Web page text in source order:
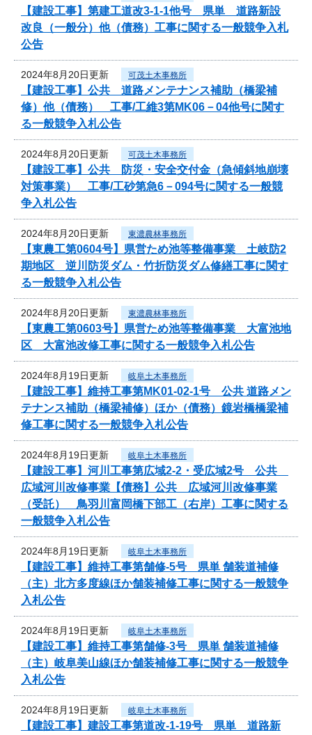
【建設工事】第建工道改3-1-1他号 県単 道路新設
改良（一般分）他（債務）工事に関する一般競争入札
公告
2024年8月20日更新 可茂土木事務所
【建設工事】公共 道路メンテナンス補助（橋梁補
修）他（債務） 工事/工維3第MK06－04他号に関す
る一般競争入札公告
2024年8月20日更新 可茂土木事務所
【建設工事】公共 防災・安全交付金（急傾斜地崩壊
対策事業） 工事/工砂第急6－094号に関する一般競
争入札公告
2024年8月20日更新 東濃農林事務所
【東農工第0604号】県営ため池等整備事業 土岐防2
期地区 逆川防災ダム・竹折防災ダム修繕工事に関す
る一般競争入札公告
2024年8月20日更新 東濃農林事務所
【東農工第0603号】県営ため池等整備事業 大富池地
区 大富池改修工事に関する一般競争入札公告
2024年8月19日更新 岐阜土木事務所
【建設工事】維持工事第MK01-02-1号 公共 道路メン
テナンス補助（橋梁補修）ほか（債務）鏡岩橋橋梁補
修工事に関する一般競争入札公告
2024年8月19日更新 岐阜土木事務所
【建設工事】河川工事第広域2-2・受広域2号 公共
広域河川改修事業【債務】公共 広域河川改修事業
（受託） 鳥羽川富岡橋下部工（右岸）工事に関する
一般競争入札公告
2024年8月19日更新 岐阜土木事務所
【建設工事】維持工事第舗修-5号 県単 舗装道補修
（主）北方多度線ほか舗装補修工事に関する一般競争
入札公告
2024年8月19日更新 岐阜土木事務所
【建設工事】維持工事第舗修-3号 県単 舗装道補修
（主）岐阜美山線ほか舗装補修工事に関する一般競争
入札公告
2024年8月19日更新 岐阜土木事務所
【建設工事】建設工事第道改-1-19号 県単 道路新